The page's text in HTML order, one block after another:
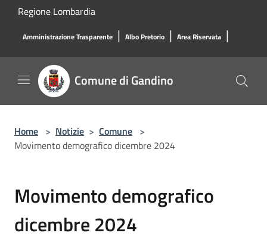
Salta al contenuto principale
Regione Lombardia
Amministrazione Trasparente | Albo Pretorio | Area Riservata |
Comune di Gandino
Home > Notizie > Comune >
Movimento demografico dicembre 2024
Movimento demografico
dicembre 2024